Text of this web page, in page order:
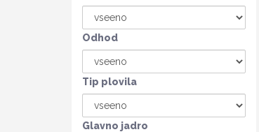
Odhod
Tip plovila
Glavno jadro